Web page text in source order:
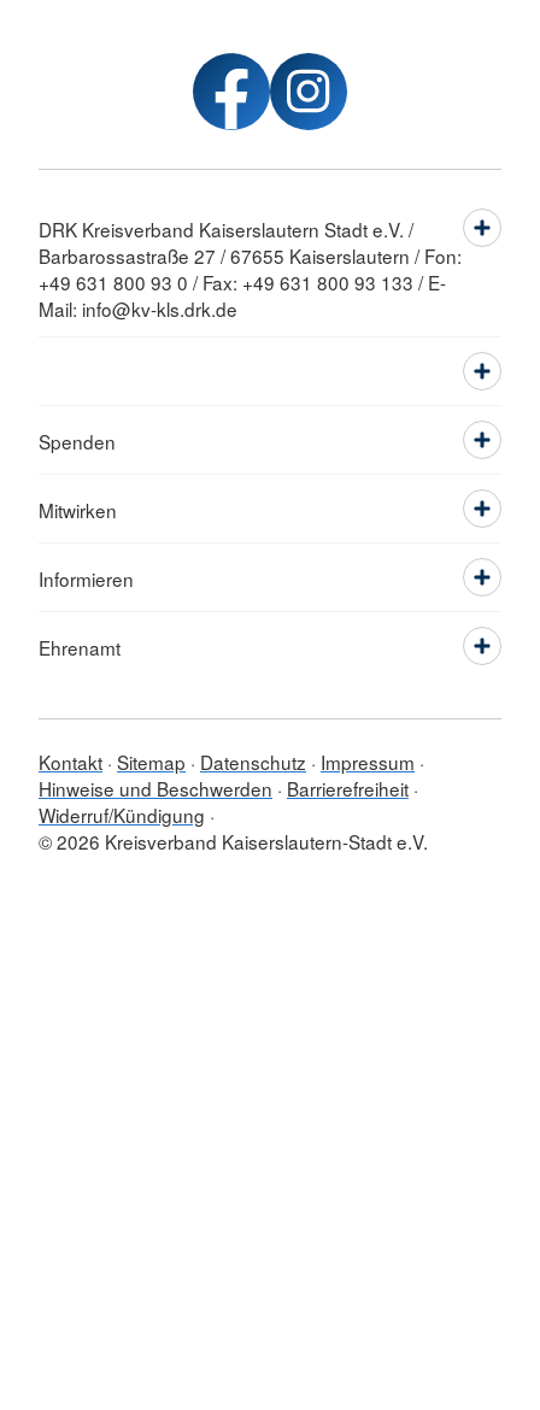
DRK Kreisverband Kaiserslautern Stadt e.V. /
Barbarossastraße 27 / 67655 Kaiserslautern / Fon:
+49 631 800 93 0 / Fax: +49 631 800 93 133 / E-
Mail: info@kv-kls.drk.de
Spenden
Mitwirken
Informieren
Ehrenamt
Kontakt Sitemap Datenschutz
Impressum
Hinweise und Beschwerden
Barrierefreiheit
Widerruf/Kündigung
© 2026 Kreisverband Kaiserslautern-Stadt e.V.